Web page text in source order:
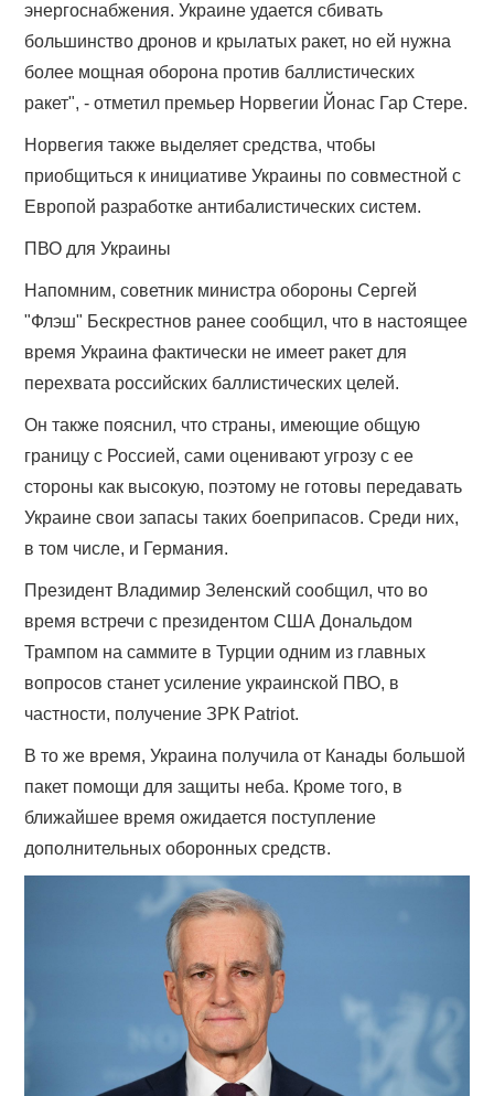
энергоснабжения. Украине удается сбивать
большинство дронов и крылатых ракет, но ей нужна
более мощная оборона против баллистических
ракет", - отметил премьер Норвегии Йонас Гар Стере.
Норвегия также выделяет средства, чтобы
приобщиться к инициативе Украины по совместной с
Европой разработке антибалистических систем.
ПВО для Украины
Напомним, советник министра обороны Сергей
"Флэш" Бескрестнов ранее сообщил, что в настоящее
время Украина фактически не имеет ракет для
перехвата российских баллистических целей.
Он также пояснил, что страны, имеющие общую
границу с Россией, сами оценивают угрозу с ее
стороны как высокую, поэтому не готовы передавать
Украине свои запасы таких боеприпасов. Среди них,
в том числе, и Германия.
Президент Владимир Зеленский сообщил, что во
время встречи с президентом США Дональдом
Трампом на саммите в Турции одним из главных
вопросов станет усиление украинской ПВО, в
частности, получение ЗРК Patriot.
В то же время, Украина получила от Канады большой
пакет помощи для защиты неба. Кроме того, в
ближайшее время ожидается поступление
дополнительных оборонных средств.